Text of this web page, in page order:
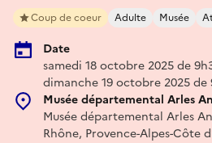
Coup de coeur Adulte Musée
Date
samedi 18 octobre 2025 de
dimanche 19 octobre 2025 de
Musée départemental Arles
Musée départemental Arles
Rhône, Provence-Alpes-Côte